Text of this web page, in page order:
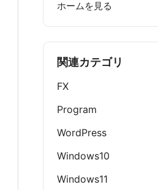
ホームを見る
関連カテゴリ
FX
Program
WordPress
Windows10
Windows11